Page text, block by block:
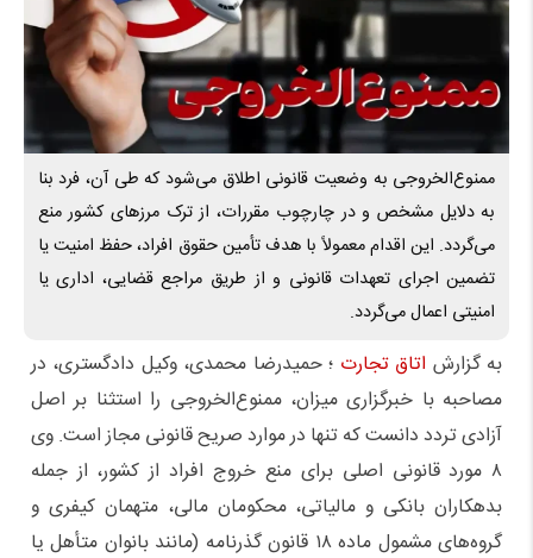
ممنوع‌الخروجی به وضعیت قانونی اطلاق می‌شود که طی آن، فرد بنا
به دلایل مشخص و در چارچوب مقررات، از ترک مرزهای کشور منع
می‌گردد. این اقدام معمولاً با هدف تأمین حقوق افراد، حفظ امنیت یا
تضمین اجرای تعهدات قانونی و از طریق مراجع قضایی، اداری یا
امنیتی اعمال می‌گردد.
به گزارش اتاق تجارت ؛ حمیدرضا محمدی، وکیل دادگستری، در
مصاحبه با خبرگزاری میزان، ممنوع‌الخروجی را استثنا بر اصل
آزادی تردد دانست که تنها در موارد صریح قانونی مجاز است. وی
۸ مورد قانونی اصلی برای منع خروج افراد از کشور، از جمله
بدهکاران بانکی و مالیاتی، محکومان مالی، متهمان کیفری و
گروه‌های مشمول ماده ۱۸ قانون گذرنامه (مانند بانوان متأهل یا